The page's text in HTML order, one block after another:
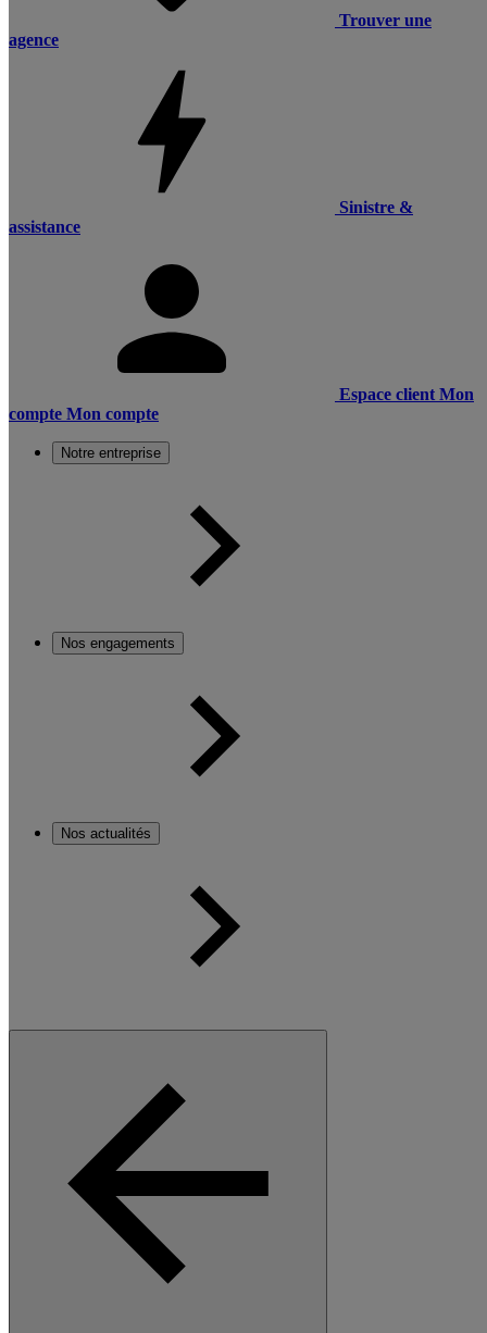
Trouver une
agence
Sinistre &
assistance
Espace client Mon
compte Mon compte
Notre entreprise
Nos engagements
Nos actualités